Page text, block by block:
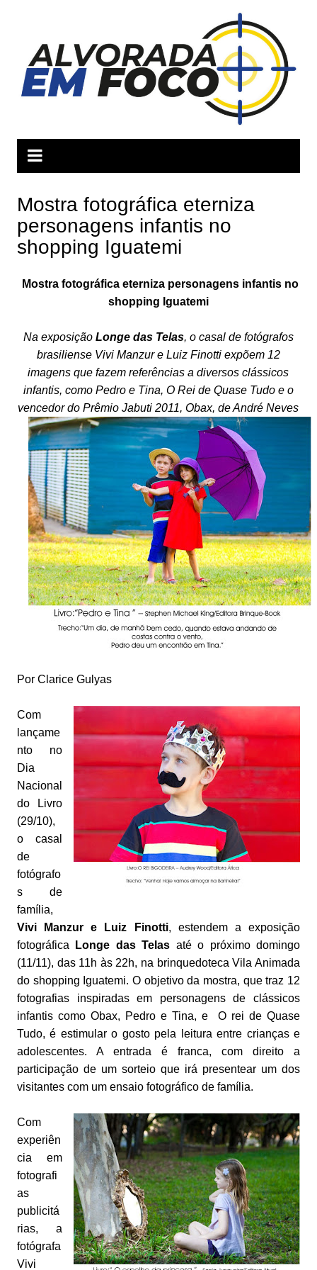
conteúdo
Mostra fotográfica eterniza
personagens infantis no
shopping Iguatemi
Mostra fotográfica eterniza personagens infantis no
shopping Iguatemi
Na exposição Longe das Telas, o casal de fotógrafos
brasiliense Vivi Manzur e Luiz Finotti expõem 12
imagens que fazem referências a diversos clássicos
infantis, como Pedro e Tina, O Rei de Quase Tudo e o
vencedor do Prêmio Jabuti 2011, Obax, de André Neves
Por Clarice Gulyas
Com
lançame
nto no
Dia
Nacional
do Livro
(29/10),
o casal
de
fotógrafo
s de
família,
Vivi Manzur e Luiz Finotti, estendem a exposição
fotográfica
Longe das Telas até o próximo domingo
(11/11), das 11h às 22h, na brinquedoteca Vila Animada
do shopping Iguatemi. O objetivo da mostra, que traz 12
fotografias inspiradas em personagens de clássicos
infantis como Obax, Pedro e Tina, e O rei de Quase
Tudo, é estimular o gosto pela leitura entre crianças e
adolescentes. A entrada é franca, com direito a
participação de um sorteio que irá presentear um dos
visitantes com um ensaio fotográfico de família.
Com
experiên
cia em
fotografi
as
publicitá
rias, a
fotógrafa
Vivi